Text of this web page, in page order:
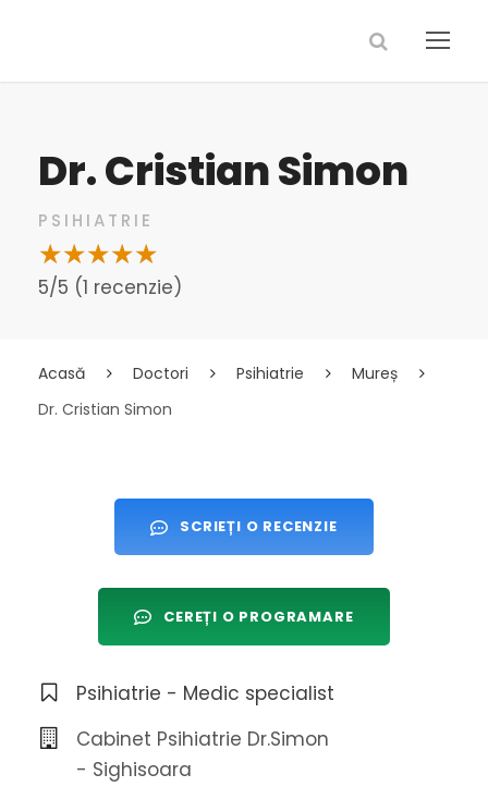
Dr. Cristian Simon
PSIHIATRIE
5/5 (1 recenzie)
Acasă Doctori Psihiatrie
Mureș
Dr. Cristian Simon
SCRIEȚI O RECENZIE
CEREȚI O PROGRAMARE
Psihiatrie - Medic specialist
Cabinet Psihiatrie Dr.Simon
- Sighisoara